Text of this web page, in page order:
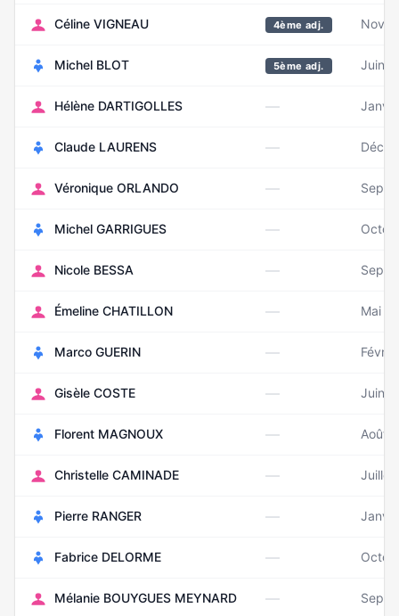
Céline VIGNEAU 4ème adj.
Michel BLOT 5ème adj. Juin
Hélène DARTIGOLLES —
Claude LAURENS —
Véronique ORLANDO —
Michel GARRIGUES —
Nicole BESSA —
Émeline CHATILLON — Mai
Marco GUERIN —
Gisèle COSTE — Juin
Florent MAGNOUX — Août
Christelle CAMINADE — Juillet
Pierre RANGER —
Fabrice DELORME —
Mélanie BOUYGUES MEYNARD —